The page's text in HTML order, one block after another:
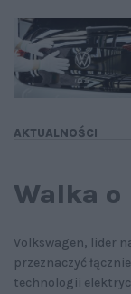
AKTUALNOŚCI
Walka o
Volkswagen, lider
przeznaczyć
technologii